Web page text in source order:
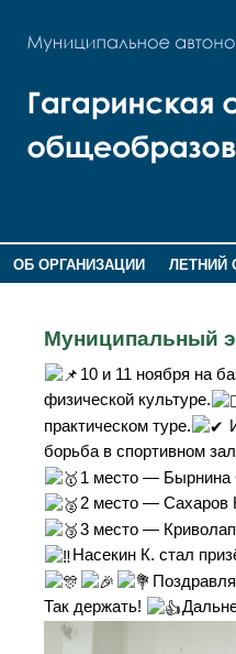
ОБ ОРГАНИЗАЦИИ ЛЕТНИЙ
Муниципальный
10 и 11 ноября на
физической культуре.
практическом туре.
борьба в спортивном
1 место — Бырнина
2 место — Сахаров
3 место —
Насекин К. стал
Так держать!